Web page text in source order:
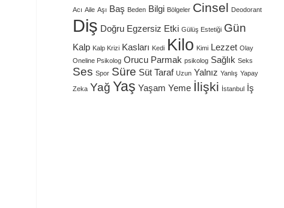
Acı Aile Aşı Baş Beden Bilgi Bölgeler Cinsel Deodorant
Diş Doğru Egzersiz Etki Gülüş Estetiği Gün
Kalp Kalp Krizi Kasları Kedi Kilo Kimi Lezzet Olay
Oneline Psikolog Orucu Parmak psikolog Sağlık Seks
Ses Spor Süre Süt Taraf Uzun Yalnız Yanlış Yapay
Zeka Yağ Yaş Yaşam Yeme İlişki İstanbul İş